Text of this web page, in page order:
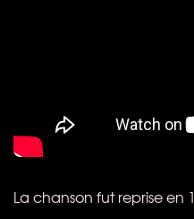
La chanson fut reprise en